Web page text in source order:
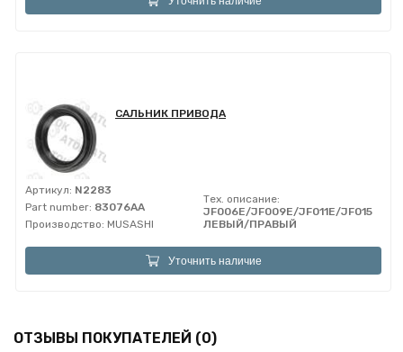
САЛЬНИК ПРИВОДА
Артикул: N2283
Part number: 83076AA
Производство: MUSASHI
Тех. описание:
JF006E/JF009E/JF011E/JF015E/
ЛЕВЫЙ/ПРАВЫЙ
Уточнить наличие
ОТЗЫВЫ ПОКУПАТЕЛЕЙ (0)